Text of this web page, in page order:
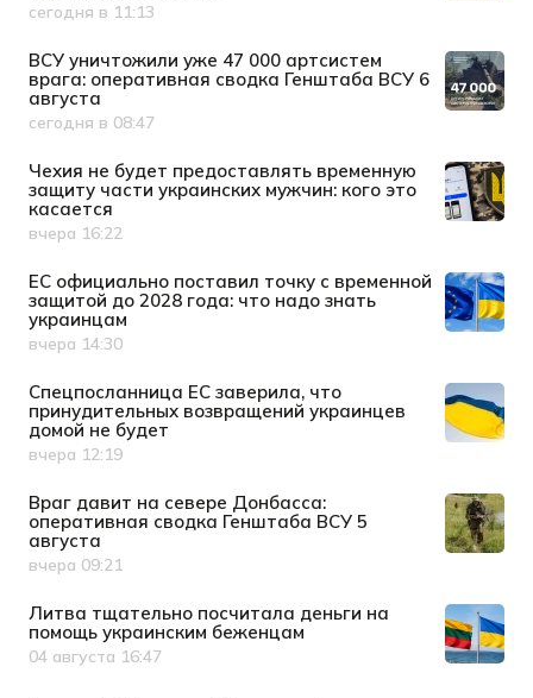
Дата публикации
сегодня в 11:13
ВСУ уничтожили уже 47 000 артсистем
врага: оперативная сводка Генштаба ВСУ 6
августа
Дата публикации
сегодня в 08:47
Чехия не будет предоставлять временную
защиту части украинских мужчин: кого это
касается
Дата публикации
вчера 16:22
ЕС официально поставил точку с временной
защитой до 2028 года: что надо знать
украинцам
Дата публикации
вчера 14:30
Спецпосланница ЕС заверила, что
принудительных возвращений украинцев
домой не будет
Дата публикации
вчера 12:19
Враг давит на севере Донбасса:
оперативная сводка Генштаба ВСУ 5
августа
Дата публикации
вчера 09:21
Литва тщательно посчитала деньги на
помощь украинским беженцам
Дата публикации
04 августа 16:47